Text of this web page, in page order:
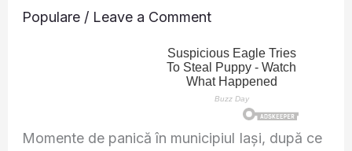
Populare/ Leave a Comment
Momente de panică în municipiul Iași, după ce